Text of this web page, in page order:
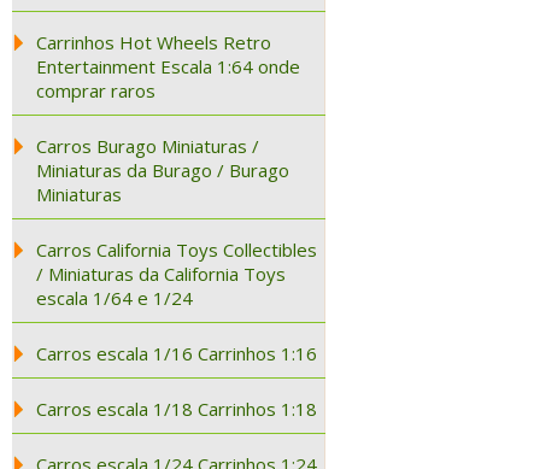
Carrinhos Hot Wheels Retro
Entertainment Escala 1:64 onde
comprar raros
Carros Burago Miniaturas /
Miniaturas da Burago / Burago
Miniaturas
Carros California Toys Collectibles
/ Miniaturas da California Toys
escala 1/64 e 1/24
Carros escala 1/16 Carrinhos 1:16
Carros escala 1/18 Carrinhos 1:18
Carros escala 1/24 Carrinhos 1:24